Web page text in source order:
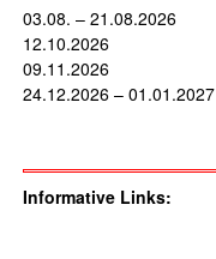
03.08. – 21.08.2026
12.10.2026
09.11.2026
24.12.2026 – 01.01.2027
Informative Links: